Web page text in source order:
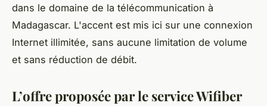
dans le domaine de la télécommunication à
Madagascar. L'accent est mis ici sur une connexion
Internet illimitée, sans aucune limitation de volume
et sans réduction de débit.
L’offre proposée par le service Wifiber